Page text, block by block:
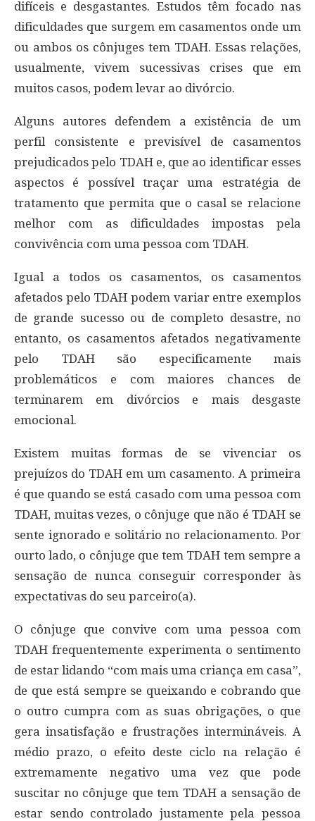
difíceis e desgastantes. Estudos têm focado nas
dificuldades que surgem em casamentos onde um
ou ambos os cônjuges tem TDAH. Essas relações,
usualmente, vivem sucessivas crises que em
muitos casos, podem levar ao divórcio.
Alguns autores defendem a existência de um
perfil consistente e previsível de casamentos
prejudicados pelo TDAH e, que ao identificar esses
aspectos é possível traçar uma estratégia de
tratamento que permita que o casal se relacione
melhor com as dificuldades impostas pela
convivência com uma pessoa com TDAH.
Igual a todos os casamentos, os casamentos
afetados pelo TDAH podem variar entre exemplos
de grande sucesso ou de completo desastre, no
entanto, os casamentos afetados negativamente
pelo TDAH são especificamente mais
problemáticos e com maiores chances de
terminarem em divórcios e mais desgaste
emocional.
Existem muitas formas de se vivenciar os
prejuízos do TDAH em um casamento. A primeira
é que quando se está casado com uma pessoa com
TDAH, muitas vezes, o cônjuge que não é TDAH se
sente ignorado e solitário no relacionamento. Por
ourto lado, o cônjuge que tem TDAH tem sempre a
sensação de nunca conseguir corresponder às
expectativas do seu parceiro(a).
O cônjuge que convive com uma pessoa com
TDAH frequentemente experimenta o sentimento
de estar lidando “com mais uma criança em casa”,
de que está sempre se queixando e cobrando que
o outro cumpra com as suas obrigações, o que
gera insatisfação e frustrações intermináveis. A
médio prazo, o efeito deste ciclo na relação é
extremamente negativo uma vez que pode
suscitar no cônjuge que tem TDAH a sensação de
estar sendo controlado justamente pela pessoa